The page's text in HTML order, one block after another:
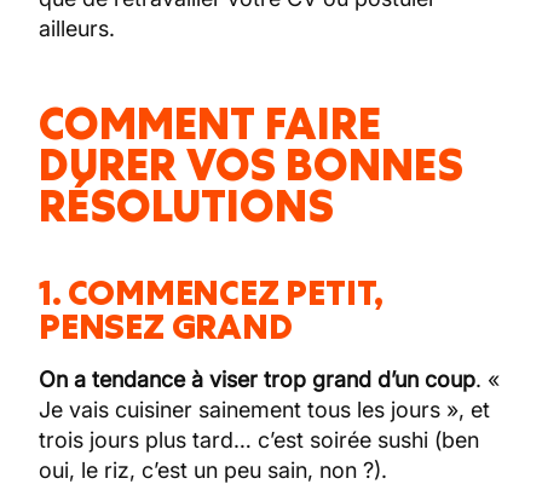
ailleurs.
COMMENT FAIRE
DURER VOS BONNES
RÉSOLUTIONS
1. COMMENCEZ PETIT,
PENSEZ GRAND
On a tendance à viser trop grand d’un coup. «
Je vais cuisiner sainement tous les jours », et
trois jours plus tard… c’est soirée sushi (ben
oui, le riz, c’est un peu sain, non ?).